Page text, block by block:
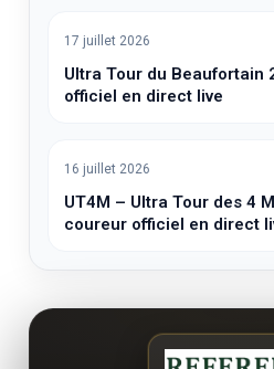
17 juillet 2026
Ultra Tour du Beaufortain
officiel en direct live
16 juillet 2026
UT4M – Ultra Tour des 4
coureur officiel en direct